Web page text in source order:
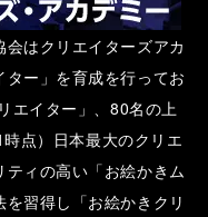
はクリエイターズアカ
ー」を育成を行ってお
エイター」、80名の上
点）日本最大のクリエ
ィの高い「お絵かきム
習得し「お絵かきクリ